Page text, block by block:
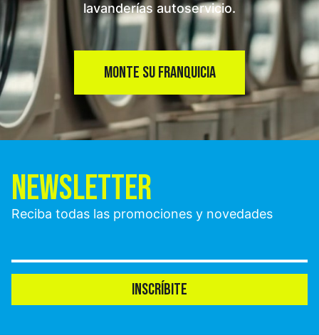
lavanderías autoservicio.
MONTE SU FRANQUICIA
NEWSLETTER
Reciba todas las promociones y novedades
INSCRÍBITE